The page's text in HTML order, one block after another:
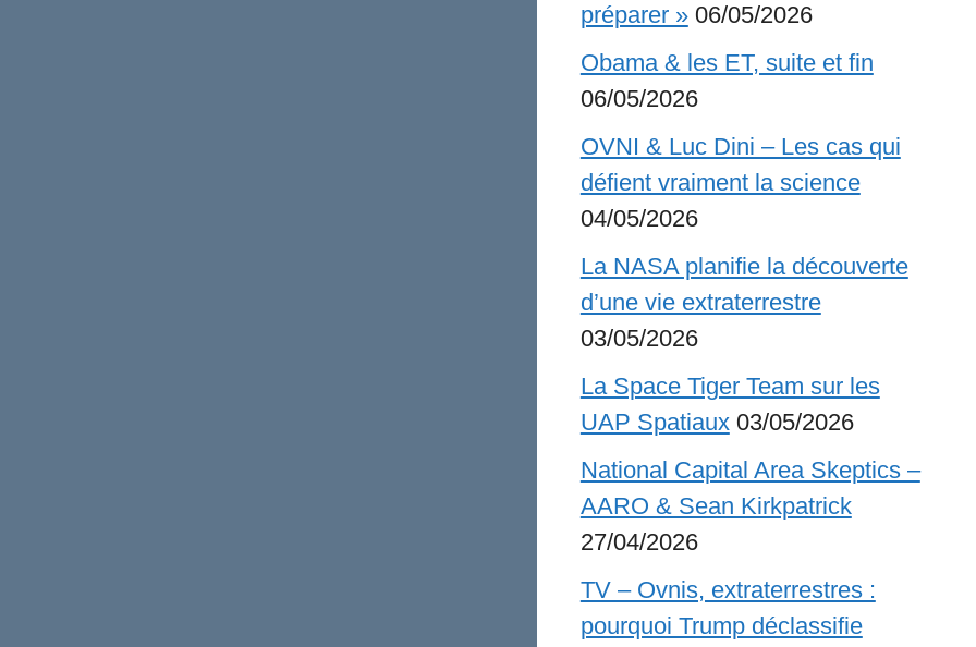
préparer » 06/05/2026
Obama & les ET, suite et fin
06/05/2026
OVNI & Luc Dini – Les cas qui
défient vraiment la science
04/05/2026
La NASA planifie la découverte
d’une vie extraterrestre
03/05/2026
La Space Tiger Team sur les
UAP Spatiaux 03/05/2026
National Capital Area Skeptics –
AARO & Sean Kirkpatrick
27/04/2026
TV – Ovnis, extraterrestres :
pourquoi Trump déclassifie